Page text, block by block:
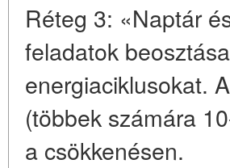
Réteg 3: «Naptár
feladatok
energiaciklusokat.
(többek számára
a csökkenésen.